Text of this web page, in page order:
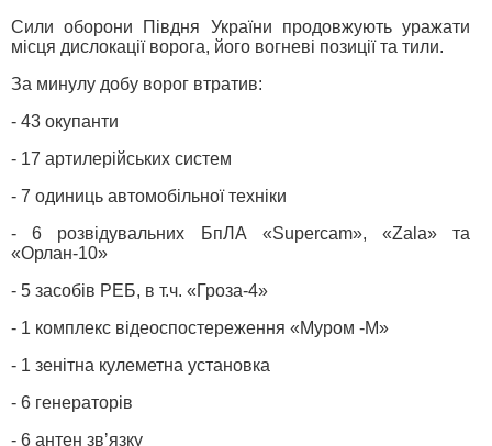
Сили оборони Півдня України продовжують уражати
місця дислокації ворога, його вогневі позиції та тили.
За минулу добу ворог втратив:
- 43 окупанти
- 17 артилерійських систем
- 7 одиниць автомобільної техніки
- 6 розвідувальних БпЛА «Supercam», «Zala» та
«Орлан-10»
- 5 засобів РЕБ, в т.ч. «Гроза-4»
- 1 комплекс відеоспостереження «Муром -М»
- 1 зенітна кулеметна установка
- 6 генераторів
- 6 антен звʼязку